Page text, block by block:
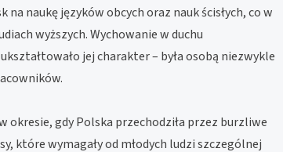
naukę języków obcych oraz nauk ścisłych, co w
wyższych. Wychowanie w duchu
jej charakter – była osobą niezwykle
okresie, gdy Polska przechodziła przez burzliwe
które wymagały od młodych ludzi szczególnej